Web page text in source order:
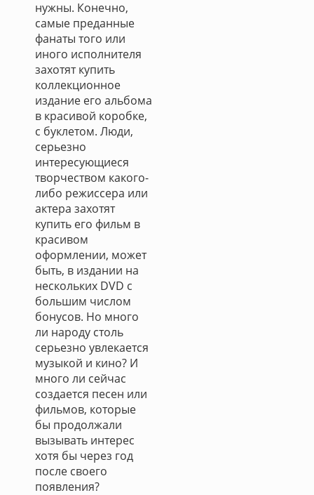
нужны. Конечно,
самые преданные
фанаты того или
иного исполнителя
захотят купить
коллекционное
издание его альбома
в красивой коробке,
с буклетом. Люди,
серьезно
интересующиеся
творчеством какого-
либо режиссера или
актера захотят
купить его фильм в
красивом
оформлении, может
быть, в издании на
нескольких DVD с
большим числом
бонусов. Но много
ли народу столь
серьезно увлекается
музыкой и кино? И
много ли сейчас
создается песен или
фильмов, которые
бы продолжали
вызывать интерес
хотя бы через год
после своего
появления?